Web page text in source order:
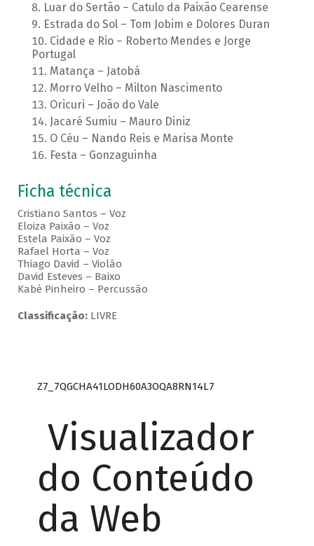
Luar do Sertão – Catulo da Paixão Cearense
Estrada do Sol – Tom Jobim e Dolores Duran
Cidade e Rio – Roberto Mendes e Jorge
Portugal
Matança – Jatobá
Morro Velho – Milton Nascimento
Oricuri – João do Vale
Jacaré Sumiu – Mauro Diniz
O Céu – Nando Reis e Marisa Monte
Festa – Gonzaguinha
Ficha técnica
Cristiano Santos – Voz
Eloiza Paixão – Voz
Estela Paixão – Voz
Rafael Horta – Voz
Thiago David – Violão
David Esteves – Baixo
Kabé Pinheiro – Percussão
Classificação:LIVRE
Z7_7QGCHA41LODH60A3OQA8RN14L7
Visualizador
do Conteúdo
da Web